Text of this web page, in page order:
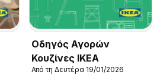
Οδηγός Αγορών
Κουζίνες IKEA
Από τη Δευτέρα 19/01/2026